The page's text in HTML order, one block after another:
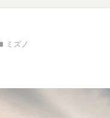
ミズノ